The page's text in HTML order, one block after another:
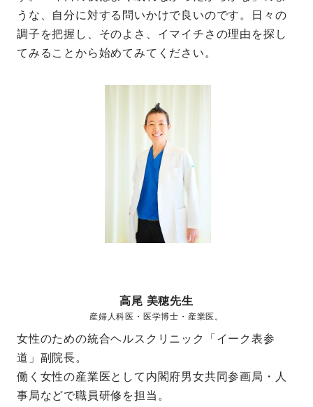
うな、自分に対する問いかけで良いのです。日々の
調子を把握し、そのよさ、イマイチさの理由を探し
てみることから始めてみてください。
高尾 美穂先生
産婦人科医・医学博士・産業医。
女性のための統合ヘルスクリニック「イーク表参
道」副院長。
働く女性の産業医として内閣府男女共同参画局・人
事局などで職員研修を担当。